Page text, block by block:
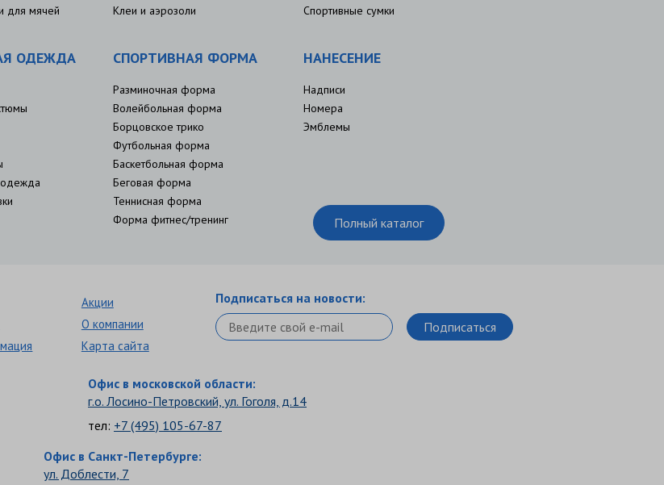
для мячей
Клеи и аэрозоли
Спортивные сумки
ОДЕЖДА
одежда
СПОРТИВНАЯ ФОРМА
Разминочная форма
Волейбольная форма
Борцовское трико
Футбольная форма
Баскетбольная форма
Беговая форма
Теннисная форма
Форма фитнес/тренинг
НАНЕСЕНИЕ
Надписи
Номера
Эмблемы
Полный каталог
Акции
О компании
Карта сайта
Подписаться на новости:
Офис в московской области:
г.о. Лосино-Петровский, ул. Гоголя, д.14
тел: +7 (495) 105-67-87
Офис в Санкт-Петербурге:
ул. Доблести, 7